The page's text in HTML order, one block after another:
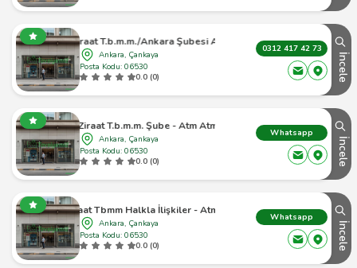
Ziraat T.b.m.m./Ankara Şubesi Atm
Ankara, Çankaya
Posta Kodu: 06530
0.0 (0)
0312 417 42 73
İncele
Ziraat T.b.m.m. Şube - Atm Atm
Ankara, Çankaya
Posta Kodu: 06530
0.0 (0)
Whatsapp
İncele
Ziraat Tbmm Halkla İlişkiler - Atm Atm
Ankara, Çankaya
Posta Kodu: 06530
0.0 (0)
Whatsapp
İncele